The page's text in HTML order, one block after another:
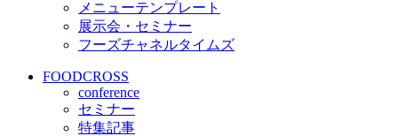
メニューテンプレート
展示会・セミナー
フーズチャネルタイムズ
FOODCROSS
conference
セミナー
特集記事